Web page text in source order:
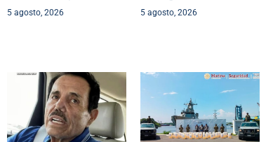
5 agosto, 2026 5 agosto, 2026